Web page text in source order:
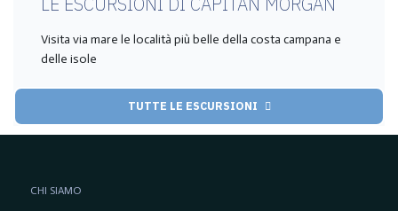
Visita via mare le località più belle della costa campana e
delle isole
TUTTE LE ESCURSIONI
CHI SIAMO